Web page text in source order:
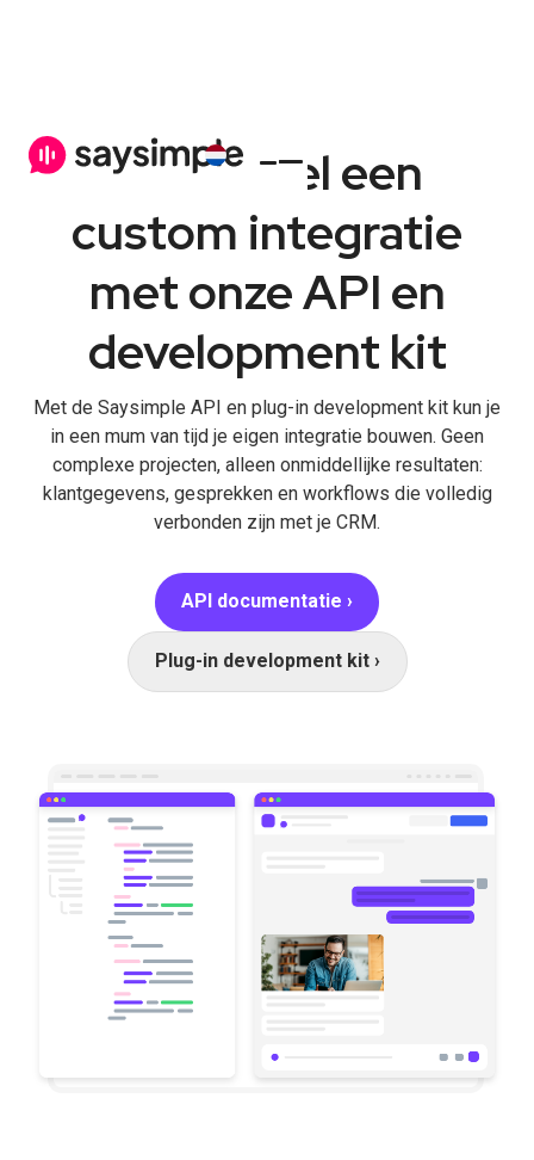
Ontwikkel een
custom integratie
met onze API en
development kit
Met de Saysimple API en plug-in development kit kun je
in een mum van tijd je eigen integratie bouwen. Geen
complexe projecten, alleen onmiddellijke resultaten:
klantgegevens, gesprekken en workflows die volledig
verbonden zijn met je CRM.
API documentatie ›
Plug-in development kit ›